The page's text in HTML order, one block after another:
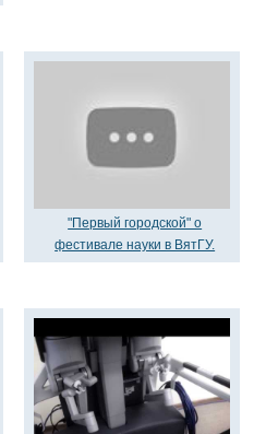
"Первый городской" о
фестивале науки в ВятГУ.